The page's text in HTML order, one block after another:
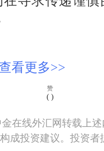
看更多>>
赞
( )
在线外汇网转载上
成投资建议。投资